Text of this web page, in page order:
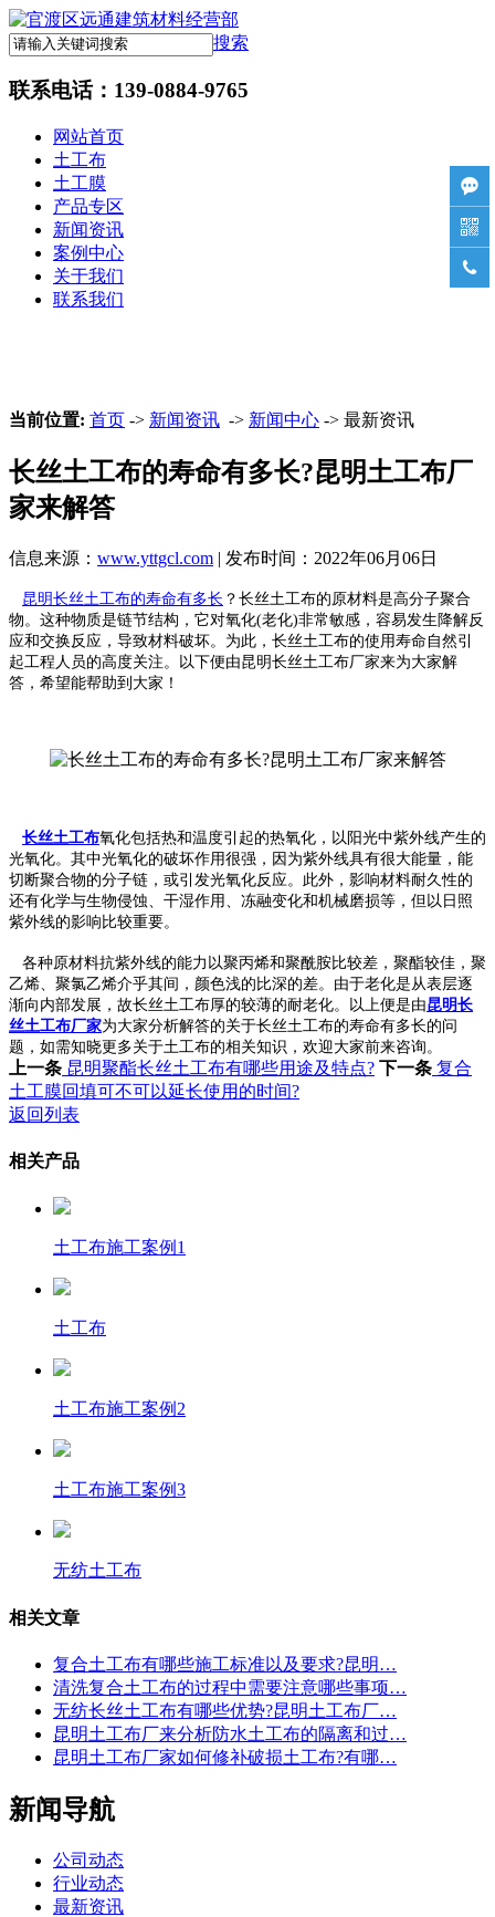
搜索
联系电话： 139-0884-9765
网站首页
土工布
土工膜
产品专区
新闻资讯
案例中心
关于我们
联系我们
当前位置: 首页 -> 新闻资讯 -> 新闻中心 -> 最新资讯
长丝土工布的寿命有多长?昆明土工布厂
家来解答
信息来源： www.yttgcl.com | 发布时间：2022年06月06日
昆明长丝土工布的寿命有多长 ？长丝土工布的原材料是高分子聚合
物。这种物质是链节结构，它对氧化(老化)非常敏感，容易发生降解反
应和交换反应，导致材料破坏。为此，长丝土工布的使用寿命自然引
起工程人员的高度关注。以下便由昆明长丝土工布厂家来为大家解
答，希望能帮助到大家！
长丝土工布氧化包括热和温度引起的热氧化，以阳光中紫外线产生的
光氧化。其中光氧化的破坏作用很强，因为紫外线具有很大能量，能
切断聚合物的分子链，或引发光氧化反应。此外，影响材料耐久性的
还有化学与生物侵蚀、干湿作用、冻融变化和机械磨损等，但以日照
紫外线的影响比较重要。
各种原材料抗紫外线的能力以聚丙烯和聚酰胺比较差，聚酯较佳，聚
乙烯、聚氯乙烯介乎其间，颜色浅的比深的差。由于老化是从表层逐
渐向内部发展，故长丝土工布厚的较薄的耐老化。以上便是由昆明长
丝土工布厂家为大家分析解答的关于长丝土工布的寿命有多长的问
题，如需知晓更多关于土工布的相关知识，欢迎大家前来咨询。
上一条 昆明聚酯长丝土工布有哪些用途及特点? 下一条 复合
土工膜回填可不可以延长使用的时间?
返回列表
相关产品
土工布施工案例1
土工布
土工布施工案例2
土工布施工案例3
无纺土工布
相关文章
复合土工布有哪些施工标准以及要求?昆明…
清洗复合土工布的过程中需要注意哪些事项…
无纺长丝土工布有哪些优势?昆明土工布厂…
昆明土工布厂来分析防水土工布的隔离和过…
昆明土工布厂家如何修补破损土工布?有哪…
新闻导航
公司动态
行业动态
最新资讯


